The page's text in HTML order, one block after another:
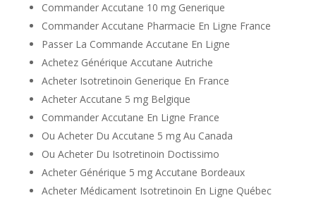
Commander Accutane 10 mg Generique
Commander Accutane Pharmacie En Ligne France
Passer La Commande Accutane En Ligne
Achetez Générique Accutane Autriche
Acheter Isotretinoin Generique En France
Acheter Accutane 5 mg Belgique
Commander Accutane En Ligne France
Ou Acheter Du Accutane 5 mg Au Canada
Ou Acheter Du Isotretinoin Doctissimo
Acheter Générique 5 mg Accutane Bordeaux
Acheter Médicament Isotretinoin En Ligne Québec